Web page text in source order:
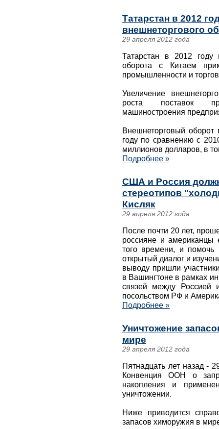
Татарстан в 2012
внешнеторгового
29 апреля 2012 года
Татарстан в 2012 году
оборота с Китаем
промышленности и
Увеличение
роста поставок
машиностроения
Внешнеторговый
году по сравнению с
миллионов долларов, в
Подробнее »
США и Россия
стереотипов
Кисляк
29 апреля 2012 года
После почти 20 лет,
россияне и американцы
того времени, и помочь
открытый диалог и
выводу пришли
в Вашингтоне в рамках
связей между Россией
посольством РФ и
Подробнее »
Уничтожение
мире
29 апреля 2012 года
Пятнадцать лет назад -
Конвенция ООН о
накопления и
уничтожении.
Ниже приводится
запасов химоружия в